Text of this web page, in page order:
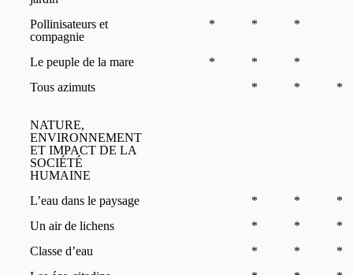
Pollinisateurs et
compagnie
* * *
Le peuple de la mare * *
*
Tous azimuts
* * *
NATURE,
ENVIRONNEMENT
ET IMPACT DE LA
SOCIÉTÉ
HUMAINE
L’eau dans le paysage
* *
*
Un air de lichens
* *
*
Classe d’eau
* *
*